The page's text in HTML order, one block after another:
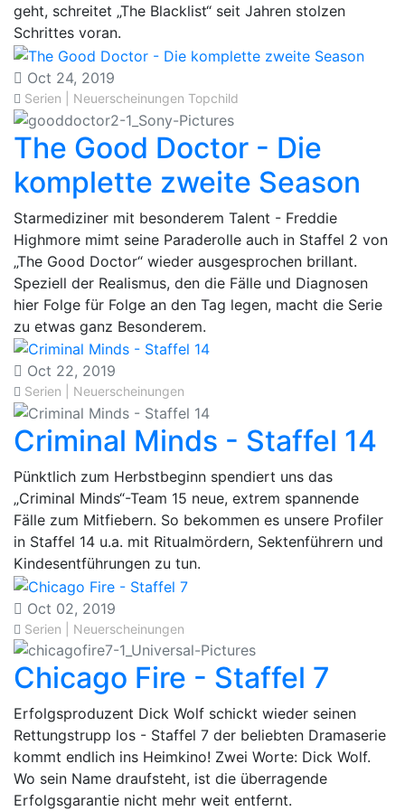
geht, schreitet „The Blacklist“ seit Jahren stolzen
Schrittes voran.
Oct 24, 2019
Serien | Neuerscheinungen Topchild
The Good Doctor - Die
komplette zweite Season
Starmediziner mit besonderem Talent - Freddie
Highmore mimt seine Paraderolle auch in Staffel 2 von
„The Good Doctor“ wieder ausgesprochen brillant.
Speziell der Realismus, den die Fälle und Diagnosen
hier Folge für Folge an den Tag legen, macht die Serie
zu etwas ganz Besonderem.
Oct 22, 2019
Serien | Neuerscheinungen
Criminal Minds - Staffel 14
Pünktlich zum Herbstbeginn spendiert uns das
„Criminal Minds“-Team 15 neue, extrem spannende
Fälle zum Mitfiebern. So bekommen es unsere Profiler
in Staffel 14 u.a. mit Ritualmördern, Sektenführern und
Kindesentführungen zu tun.
Oct 02, 2019
Serien | Neuerscheinungen
Chicago Fire - Staffel 7
Erfolgsproduzent Dick Wolf schickt wieder seinen
Rettungstrupp los - Staffel 7 der beliebten Dramaserie
kommt endlich ins Heimkino! Zwei Worte: Dick Wolf.
Wo sein Name draufsteht, ist die überragende
Erfolgsgarantie nicht mehr weit entfernt.